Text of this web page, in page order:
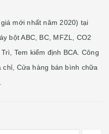
mới nhất năm 2020) tại
bột ABC, BC, MFZL, CO2
Tem kiểm định BCA. Công
Cửa hàng bán bình chữa